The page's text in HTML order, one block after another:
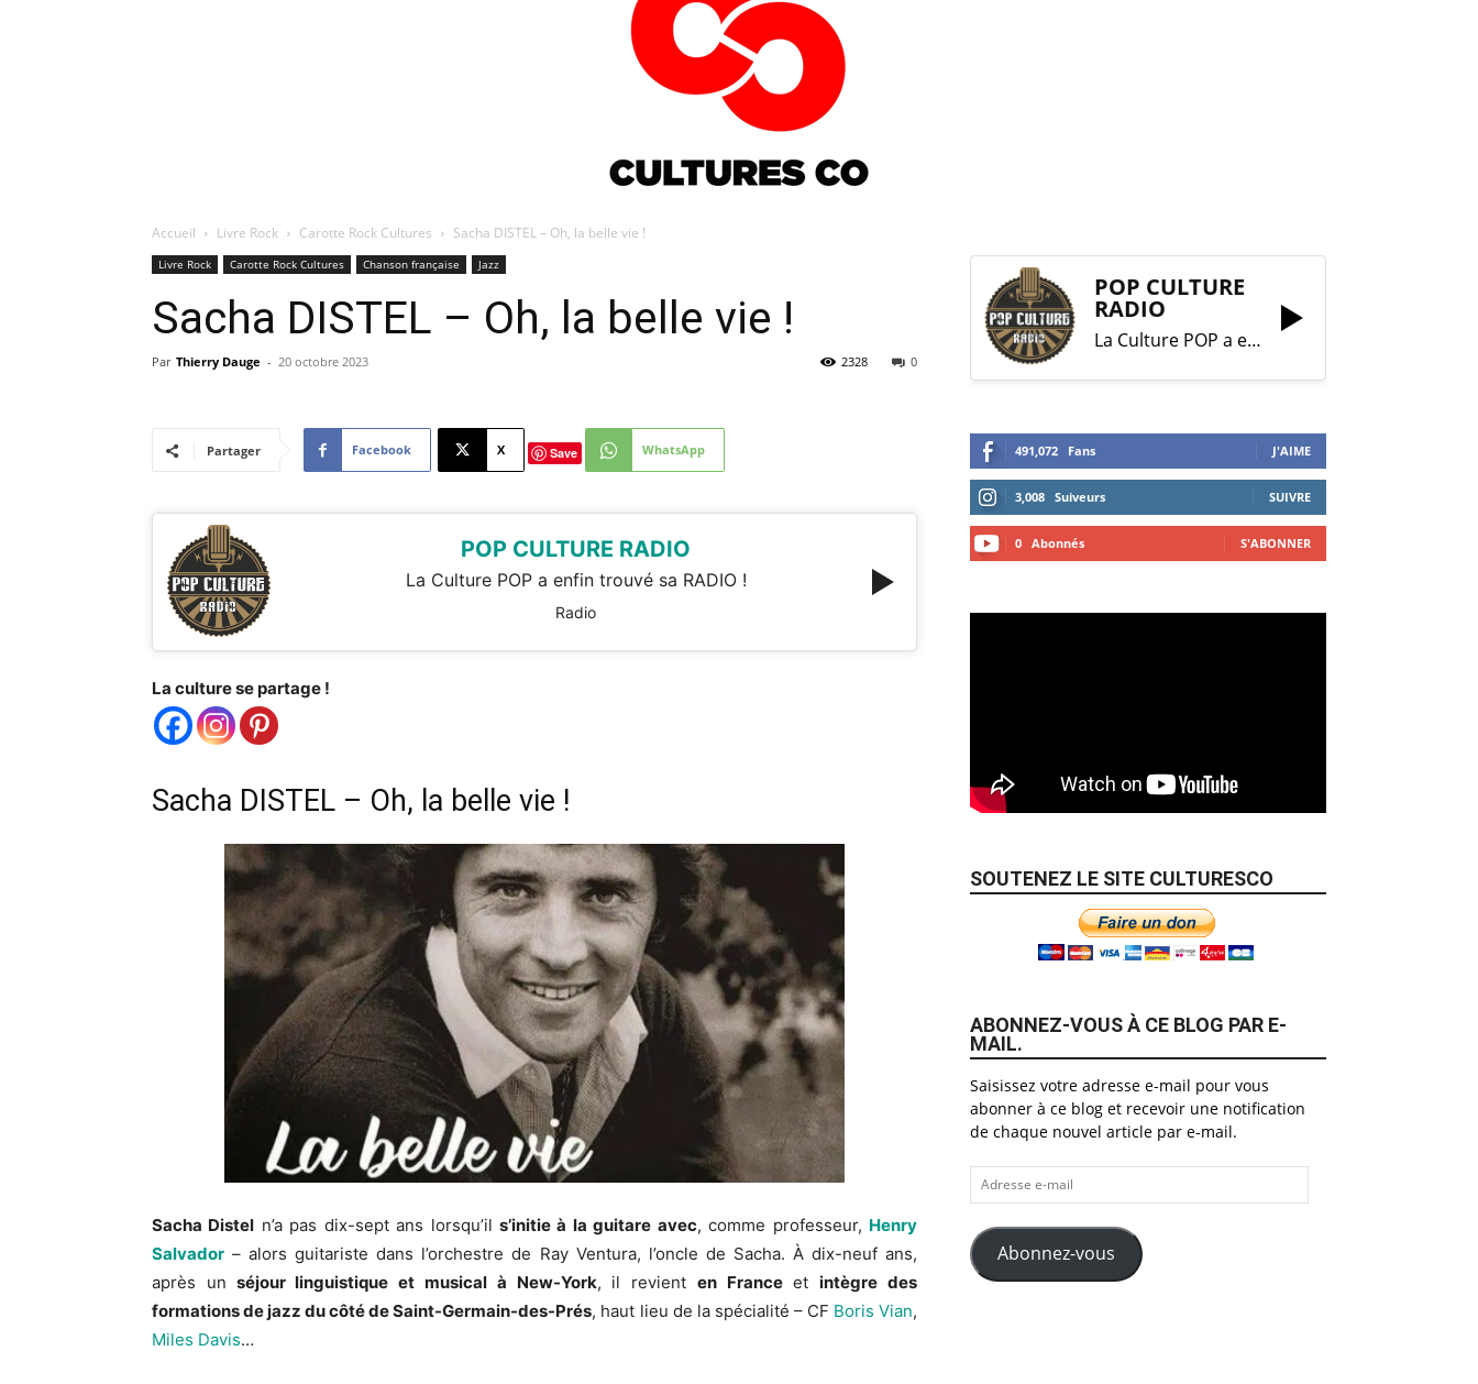
Accueil Livre Rock Carotte Rock Cultures Sacha DISTEL – Oh, la belle vie !
Livre Rock Carotte Rock Cultures Chanson française Jazz
Sacha DISTEL – Oh, la belle vie !
Par Thierry Dauge - 20 octobre 2023 0
2328
Partager Facebook X Save WhatsApp
POP CULTURE RADIO
La Culture POP a enfin trouvé sa RADIO !
Radio
La culture se partage !
Sacha DISTEL – Oh, la belle vie !
Sacha Distel n’a pas dix-sept ans lorsqu’ils’initie à la guitare avec, comme professeur, Henry
Salvador – alors guitariste dans l’orchestre de Ray Ventura, l’oncle de Sacha. À dix-neuf ans,
après un séjour linguistique et musical à New-York, il revient en Franceetintègre des
formations de jazz du côté de Saint-Germain-des-Prés, haut lieu de la spécialité – CF Boris Vian,
Miles Davis…
POP CULTURE
RADIO
La Culture POP a enfin trouvé sa RADIO !
491,072 Fans J'AIME
3,008 Suiveurs SUIVRE
0 Abonnés S'ABONNER
SOUTENEZ LE SITE CULTURESCO
ABONNEZ-VOUS À CE BLOG PAR E-
MAIL.
Saisissez votre adresse e-mail pour vous
abonner à ce blog et recevoir une notification
de chaque nouvel article par e-mail.
Adresse
e-
mail
Abonnez-vous